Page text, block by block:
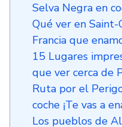
Selva Negra en
Qué ver en
Francia que
15 Lugares
que ver cerca de
Ruta por el
coche ¡Te vas a
Los pueblos de